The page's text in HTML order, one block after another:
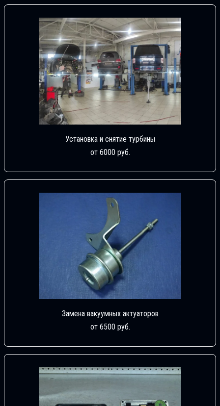
Установка и снятие турбины
от 6000 руб.
Замена вакуумных актуаторов
от 6500 руб.